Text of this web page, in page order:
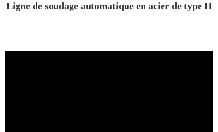
Ligne de soudage automatique en acier de type H